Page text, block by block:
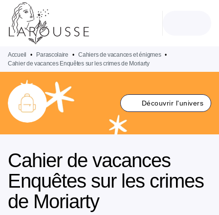
MENU
PIED DE PAGE
Accueil • Parascolaire • Cahiers de vacances et énigmes •
Cahier de vacances Enquêtes sur les crimes de Moriarty
Découvrir l'univers
Cahier de vacances
Enquêtes sur les crimes
de Moriarty